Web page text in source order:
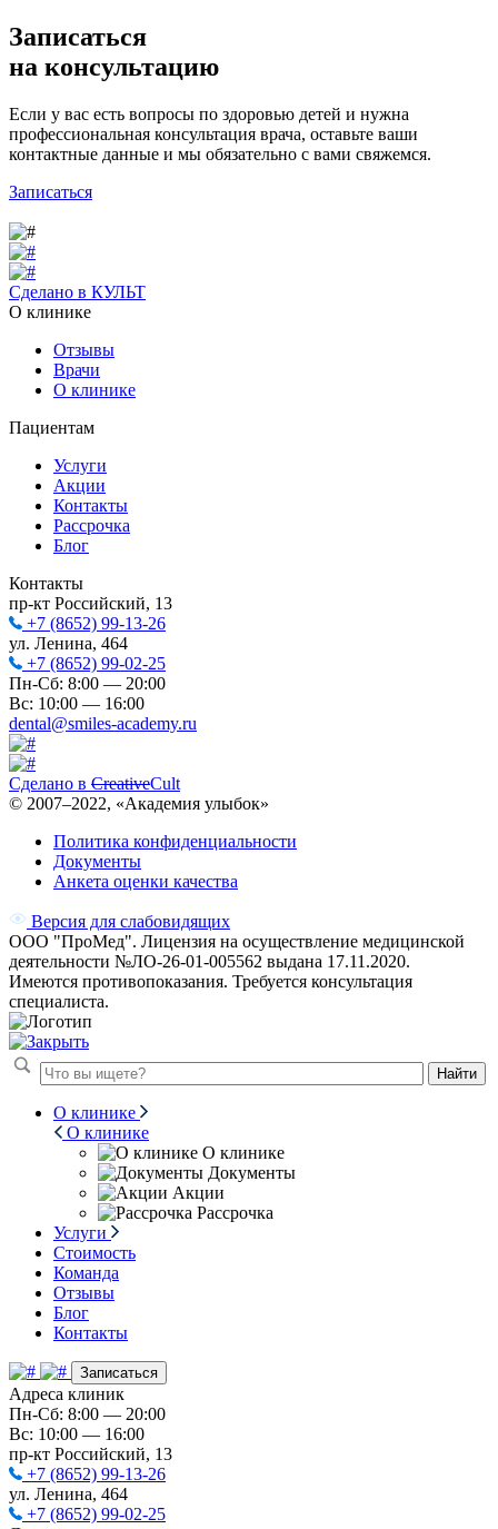
Записаться
на консультацию
Если у вас есть вопросы по здоровью детей и нужна
профессиональная консультация врача, оставьте ваши
контактные данные и мы обязательно с вами свяжемся.
Записаться
Сделано в КУЛЬТ
О клинике
Отзывы
Врачи
О клинике
Пациентам
Услуги
Акции
Контакты
Рассрочка
Блог
Контакты
пр-кт Российский, 13
+7 (8652) 99-13-26
ул. Ленина, 464
+7 (8652) 99-02-25
Пн-Сб: 8:00 — 20:00
Вс: 10:00 — 16:00
dental@smiles-academy.ru
Сделано в CreativeCult
© 2007–2022, «Академия улыбок»
Политика конфиденциальности
Документы
Анкета оценки качества
Версия для слабовидящих
ООО "ПроМед". Лицензия на осуществление медицинской
деятельности №ЛО-26-01-005562 выдана 17.11.2020.
Имеются противопоказания. Требуется консультация
специалиста.
Найти
О клинике
О клинике
О клинике
Документы
Акции
Рассрочка
Услуги
Стоимость
Команда
Отзывы
Блог
Контакты
Записаться
Адреса клиник
Пн-Сб: 8:00 — 20:00
Вс: 10:00 — 16:00
пр-кт Российский, 13
+7 (8652) 99-13-26
ул. Ленина, 464
+7 (8652) 99-02-25